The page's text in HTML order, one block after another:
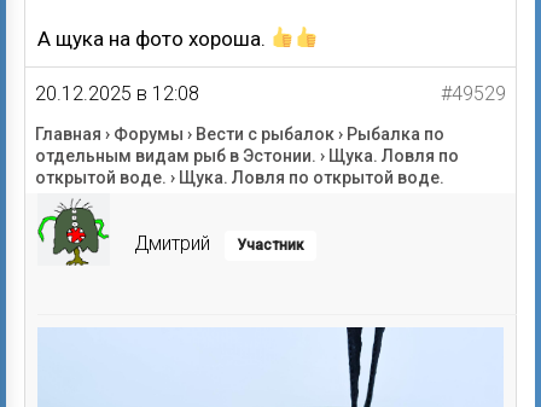
А щука на фото хороша.
20.12.2025 в 12:08 #49529
Главная › Форумы › Вести с рыбалок› Рыбалка по
отдельным видам рыб в Эстонии. › Щука. Ловля по
открытой воде. › Щука. Ловля по открытой воде.
Дмитрий Участник